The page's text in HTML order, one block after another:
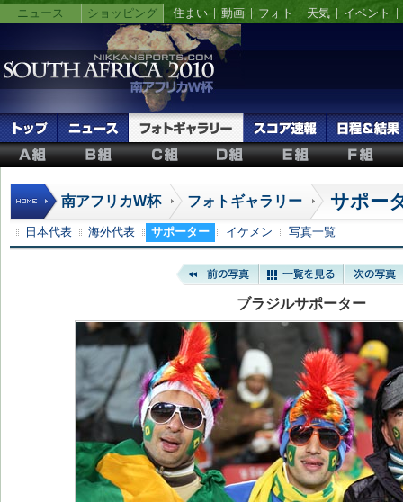
ニュース ショッピング 住まい 動画 フォト 天気 イベント
南アフリカW杯 フォトギャラリー サポー
日本代表 海外代表 サポーター イケメン 写真一覧
ブラジルサポーター